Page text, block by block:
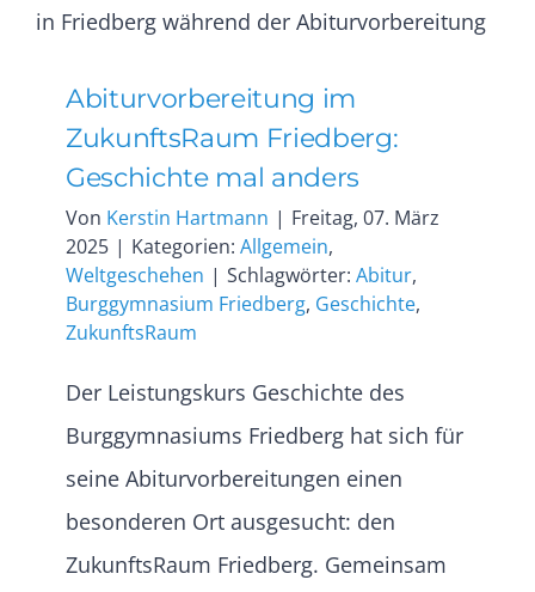
Abiturvorbereitung im
ZukunftsRaum Friedberg:
Geschichte mal anders
Von Kerstin Hartmann | Freitag, 07. März
2025 | Kategorien: Allgemein,
Weltgeschehen | Schlagwörter: Abitur,
Burggymnasium Friedberg, Geschichte,
ZukunftsRaum
Der Leistungskurs Geschichte des
Burggymnasiums Friedberg hat sich für
seine Abiturvorbereitungen einen
besonderen Ort ausgesucht: den
ZukunftsRaum Friedberg. Gemeinsam